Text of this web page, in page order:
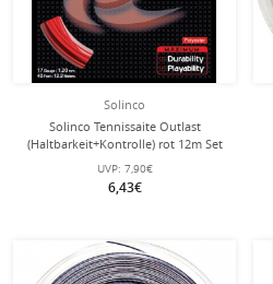
Solinco
Solinco Tennissaite Outlast
(Haltbarkeit+Kontrolle) rot 12m Set
UVP: 7,90€
6,43€